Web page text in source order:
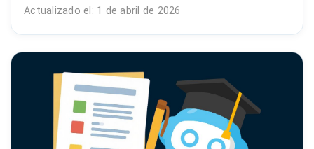
Actualizado el: 1 de abril de 2026